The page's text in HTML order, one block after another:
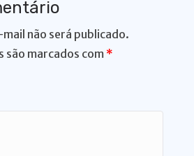
não será publicado.
são marcados com *